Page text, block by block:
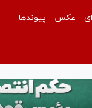
عکس پیوندها